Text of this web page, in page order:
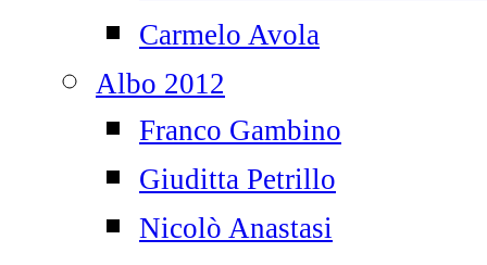
Carmelo Avola
Albo 2012
Franco Gambino
Giuditta Petrillo
Nicolò Anastasi